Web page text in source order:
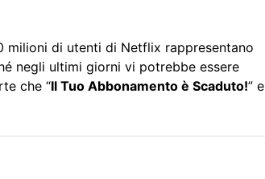
di utenti di Netflix rappresentano
negli ultimi giorni vi potrebbe essere
che “Il Tuo Abbonamento è Scaduto!” e